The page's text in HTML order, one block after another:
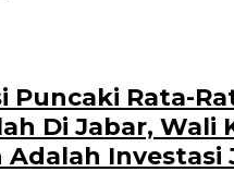
Puncaki Rata-
Di Jabar, Wali
Adalah Investasi